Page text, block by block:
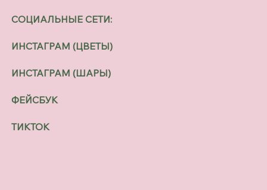
СОЦИАЛЬНЫЕ СЕТИ:
ИНСТАГРАМ (ЦВЕТЫ)
ИНСТАГРАМ (ШАРЫ)
ФЕЙСБУК
ТИКТОК